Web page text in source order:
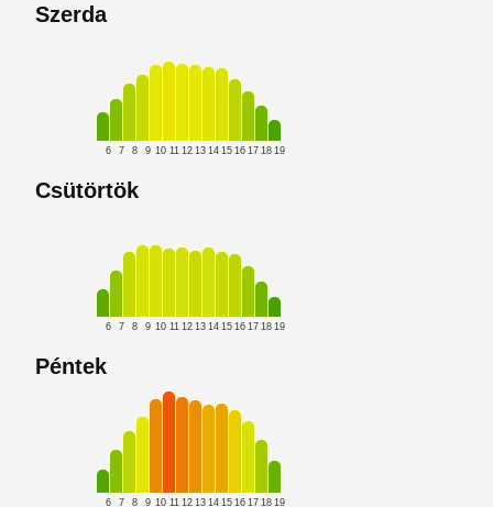
Szerda
6 7 8 9 10 11 12 13 14 15 16 17 18 19
Csütörtök
6 7 8 9 10 11 12 13 14 15 16 17 18 19
Péntek
6 7 8 9 10 11 12 13 14 15 16 17 18 19